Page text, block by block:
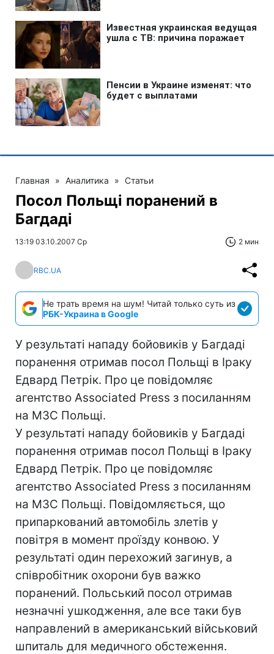
Главная » Аналитика » Статьи
Посол Польщі поранений в
Багдаді
13:19 03.10.2007 Ср 2 мин
RBC.UA
Не трать время на шум! Читай только суть из
РБК-Украина в Google
У результаті нападу бойовиків у Багдаді
поранення отримав посол Польщі в Іраку
Едвард Петрік. Про це повідомляє
агентство Associated Press з посиланням
на МЗС Польщі.
У результаті нападу бойовиків у Багдаді
поранення отримав посол Польщі в Іраку
Едвард Петрік. Про це повідомляє
агентство Associated Press з посиланням
на МЗС Польщі. Повідомляється, що
припаркований автомобіль злетів у
повітря в момент проїзду конвою. У
результаті один перехожий загинув, а
співробітник охорони був важко
поранений. Польський посол отримав
незначні ушкодження, але все таки був
направлений в американський військовий
шпиталь для медичного обстеження.